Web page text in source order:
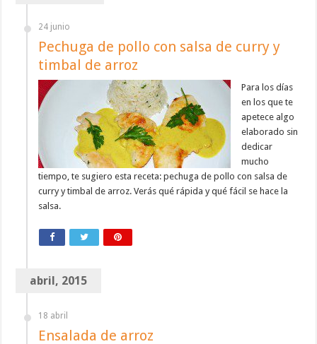
24 junio
Pechuga de pollo con salsa de curry y
timbal de arroz
Para los días
en los que te
apetece algo
elaborado sin
dedicar
mucho
tiempo, te sugiero esta receta: pechuga de pollo con salsa de
curry y timbal de arroz. Verás qué rápida y qué fácil se hace la
salsa.
abril, 2015
18 abril
Ensalada de arroz